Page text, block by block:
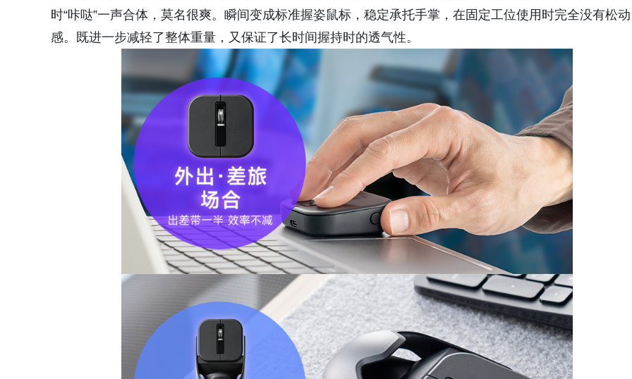
时“咔哒”一声合体，莫名很爽。瞬间变成标准握姿鼠标，稳定承托手掌，在固定工位使用时完全没有松动
感。既进一步减轻了整体重量，又保证了长时间握持时的透气性。